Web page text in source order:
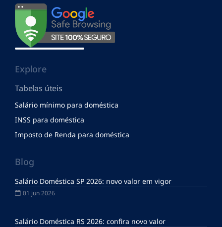
Explore
Tabelas úteis
Salário mínimo para doméstica
INSS para doméstica
Imposto de Renda para doméstica
Blog
Salário Doméstica SP 2026: novo valor em vigor
01 jun 2026
Salário Doméstica RS 2026: confira novo valor